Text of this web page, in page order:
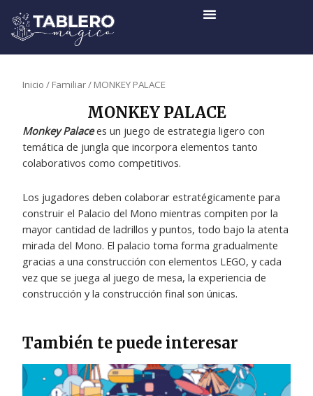
contenido
Inicio / Familiar/ MONKEY PALACE
MONKEY PALACE
Monkey Palacees un juego de estrategia ligero con
temática de jungla que incorpora elementos tanto
colaborativos como competitivos.
Los jugadores deben colaborar estratégicamente para
construir el Palacio del Mono mientras compiten por la
mayor cantidad de ladrillos y puntos, todo bajo la atenta
mirada del Mono. El palacio toma forma gradualmente
gracias a una construcción con elementos LEGO, y cada
vez que se juega al juego de mesa, la experiencia de
construcción y la construcción final son únicas.
También te puede interesar